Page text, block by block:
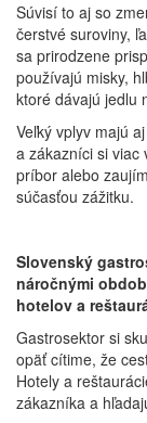
Súvisí to aj so
čerstvé suroviny,
sa prirodzene
používajú misky,
ktoré dávajú jedlu
Veľký vplyv majú
a zákazníci si viac
príbor alebo
súčasťou zážitku.
Slovenský
náročnými
hotelov a
Gastrosektor si
opäť cítime, že
Hotely a
zákazníka a